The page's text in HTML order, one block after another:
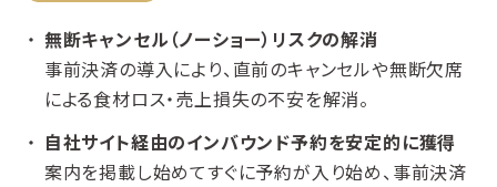
無断キャンセル（ノーショー）リスクの解消
事前決済の導入により、直前のキャンセルや無断欠席
による食材ロス・売上損失の不安を解消。
自社サイト経由のインバウンド予約を安定的に獲得
案内を掲載し始めてすぐに予約が入り始め、事前決済